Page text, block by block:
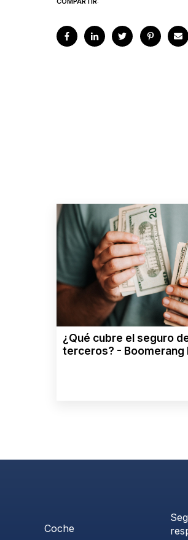
¿Qué cubre el seguro
terceros? - Boomerang
Coche